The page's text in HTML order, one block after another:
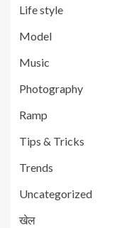
Life style
Model
Music
Photography
Ramp
Tips & Tricks
Trends
Uncategorized
खेल